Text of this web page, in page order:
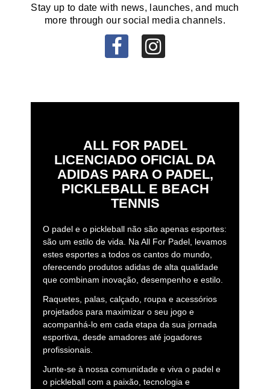
Stay up to date with news, launches, and much
more through our social media channels.
ALL FOR PADEL
LICENCIADO OFICIAL DA
ADIDAS PARA O PADEL,
PICKLEBALL E BEACH
TENNIS
O padel e o pickleball não são apenas esportes:
são um estilo de vida. Na All For Padel, levamos
estes esportes a todos os cantos do mundo,
oferecendo produtos adidas de alta qualidade
que combinam inovação, desempenho e estilo.
Raquetes, palas, calçado, roupa e acessórios
projetados para maximizar o seu jogo e
acompanhá-lo em cada etapa da sua jornada
esportiva, desde amadores até jogadores
profissionais.
Junte-se à nossa comunidade e viva o padel e
o pickleball com a paixão, tecnologia e